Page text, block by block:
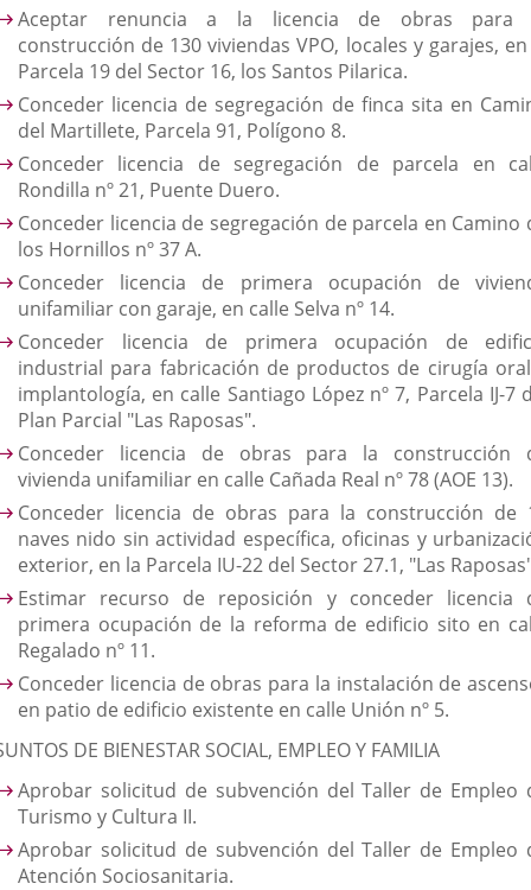
Aceptar renuncia a la licencia de obras para
construcción de 130 viviendas VPO, locales y garajes,
Parcela 19 del Sector 16, los Santos Pilarica.
Conceder licencia de segregación de finca sita en
del Martillete, Parcela 91, Polígono 8.
Conceder licencia de segregación de parcela en
Rondilla nº 21, Puente Duero.
Conceder licencia de segregación de parcela en Camino
los Hornillos nº 37 A.
Conceder licencia de primera ocupación de
unifamiliar con garaje, en calle Selva nº 14.
Conceder licencia de primera ocupación de
industrial para fabricación de productos de cirugía
implantología, en calle Santiago López nº 7, Parcela IJ-7
Plan Parcial "Las Raposas".
Conceder licencia de obras para la construcción
vivienda unifamiliar en calle Cañada Real nº 78 (AOE 13).
Conceder licencia de obras para la construcción de
naves nido sin actividad específica, oficinas y
exterior, en la Parcela IU-22 del Sector 27.1, "Las
Estimar recurso de reposición y conceder licencia
primera ocupación de la reforma de edificio sito en
Regalado nº 11.
Conceder licencia de obras para la instalación de
en patio de edificio existente en calle Unión nº 5.
DE BIENESTAR SOCIAL, EMPLEO Y FAMILIA
Aprobar solicitud de subvención del Taller de Empleo
Turismo y Cultura II.
Aprobar solicitud de subvención del Taller de Empleo
Atención Sociosanitaria.